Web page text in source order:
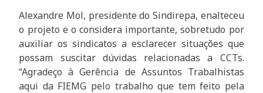
Alexandre Mol, presidente do Sindirepa, enalteceu
o projeto e o considera importante, sobretudo por
auxiliar os sindicatos a esclarecer situações que
possam suscitar dúvidas relacionadas a CCTs.
“Agradeço à Gerência de Assuntos Trabalhistas
aqui da FIEMG pelo trabalho que tem feito pela